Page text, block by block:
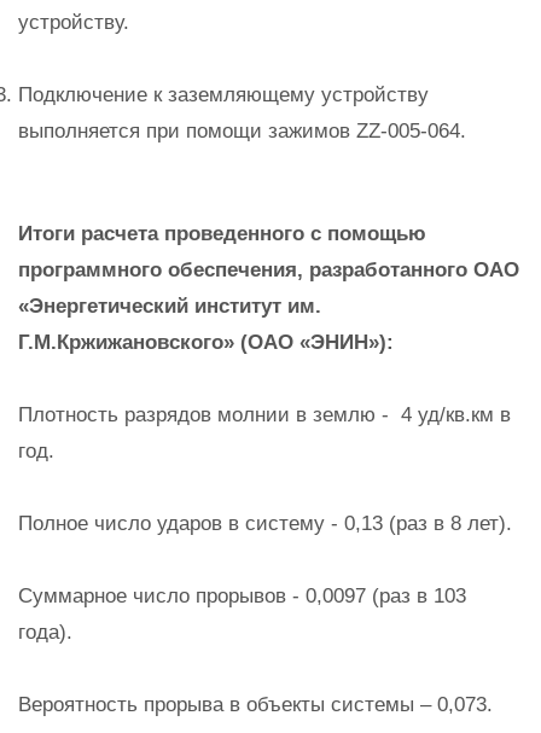
устройству.
Подключение к заземляющему устройству
выполняется при помощи зажимов ZZ-005-064.
Итоги расчета проведенного с помощью
программного обеспечения, разработанного ОАО
«Энергетический институт им.
Г.М.Кржижановского» (ОАО «ЭНИН»):
Плотность разрядов молнии в землю - 4 уд/кв.км в
год.
Полное число ударов в систему - 0,13 (раз в 8 лет).
Суммарное число прорывов - 0,0097 (раз в 103
года).
Вероятность прорыва в объекты системы – 0,073.